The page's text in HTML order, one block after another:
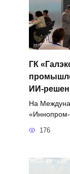
ГК
ИИ-
На
176